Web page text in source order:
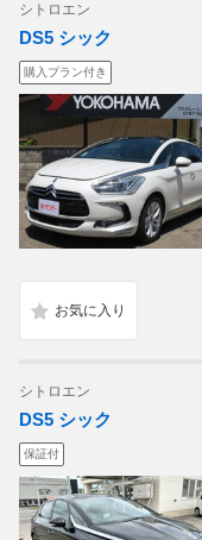
シトロエン
DS5 シック
購入プラン付き
シトロエン
DS5 シック
保証付